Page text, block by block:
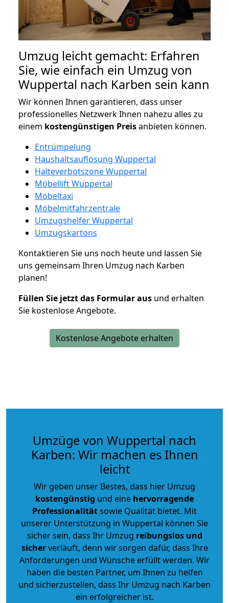
Umzug leicht gemacht: Erfahren
Sie, wie einfach ein Umzug von
Wuppertal nach Karben sein kann
Wir können Ihnen garantieren, dass unser
professionelles Netzwerk Ihnen nahezu alles zu
einem kostengünstigen Preisanbieten können.
Entrümpelung
Haushaltsauflösung Wuppertal
Halteverbotszone Wuppertal
Möbellift Wuppertal
Möbeltaxi
Möbelmitfahrzentrale
Umzugshelfer Wuppertal
Umzugskartons
Kontaktieren Sie uns noch heute und lassen Sie
uns gemeinsam Ihren Umzug nach Karben
planen!
Füllen Sie jetzt das Formular aus und erhalten
Sie kostenlose Angebote.
Kostenlose Angebote erhalten
Umzüge von Wuppertal nach
Karben: Wir machen es Ihnen
leicht
Wir geben unser Bestes, dass hier Umzug
kostengünstig und eine hervorragende
Professionalitätsowie Qualität bietet. Mit
unserer Unterstützung in Wuppertal können Sie
sicher sein, dass Ihr Umzug reibungslos und
sicherverläuft, denn wir sorgen dafür, dass Ihre
Anforderungen und Wünsche erfüllt werden. Wir
haben die besten Partner, um Ihnen zu helfen
und sicherzustellen, dass Ihr Umzug nach Karben
ein erfolgreicher ist.